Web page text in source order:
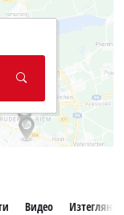
Видео Изтегляния